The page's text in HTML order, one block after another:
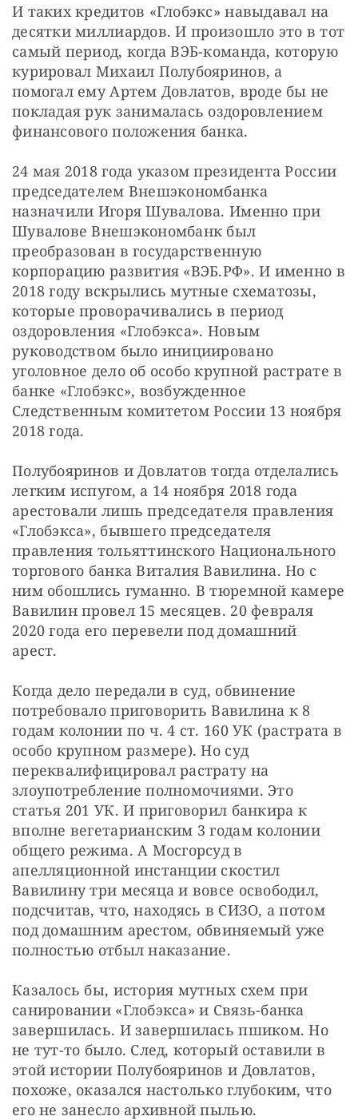
И таких кредитов «Глобэкс» навыдавал на
десятки миллиардов. И произошло это в тот
самый период, когда ВЭБ-команда, которую
курировал Михаил Полубояринов, а
помогал ему Артем Довлатов, вроде бы не
покладая рук занималась оздоровлением
финансового положения банка.
24 мая 2018 года указом президента России
председателем Внешэкономбанка
назначили Игоря Шувалова. Именно при
Шувалове Внешэкономбанк был
преобразован в государственную
корпорацию развития «ВЭБ.РФ». И именно в
2018 году вскрылись мутные схематозы,
которые проворачивались в период
оздоровления «Глобэкса». Новым
руководством было инициировано
уголовное дело об особо крупной растрате в
банке «Глобэкс», возбужденное
Следственным комитетом России 13 ноября
2018 года.
Полубояринов и Довлатов тогда отделались
легким испугом, а 14 ноября 2018 года
арестовали лишь председателя правления
«Глобэкса», бывшего председателя
правления тольяттинского Национального
торгового банка Виталия Вавилина. Но с
ним обошлись гуманно. В тюремной камере
Вавилин провел 15 месяцев. 20 февраля
2020 года его перевели под домашний
арест.
Когда дело передали в суд, обвинение
потребовало приговорить Вавилина к 8
годам колонии по ч. 4 ст. 160 УК (растрата в
особо крупном размере). Но суд
переквалифицировал растрату на
злоупотребление полномочиями. Это
статья 201 УК. И приговорил банкира к
вполне вегетарианским 3 годам колонии
общего режима. А Мосгорсуд в
апелляционной инстанции скостил
Вавилину три месяца и вовсе освободил,
подсчитав, что, находясь в СИЗО, а потом
под домашним арестом, обвиняемый уже
полностью отбыл наказание.
Казалось бы, история мутных схем при
санировании «Глобэкса» и Связь-банка
завершилась. И завершилась пшиком. Но
не тут-то было. След, который оставили в
этой истории Полубояринов и Довлатов,
похоже, оказался настолько глубоким, что
его не занесло архивной пылью.